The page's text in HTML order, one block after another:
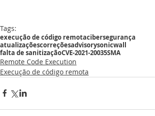
Tags:
execução de código remotacibersegurança
atualizaçõescorreçõesadvisorysonicwall
falta de sanitizaçãoCVE-2021-20035SMA
Remote Code Execution
Execução de código remota